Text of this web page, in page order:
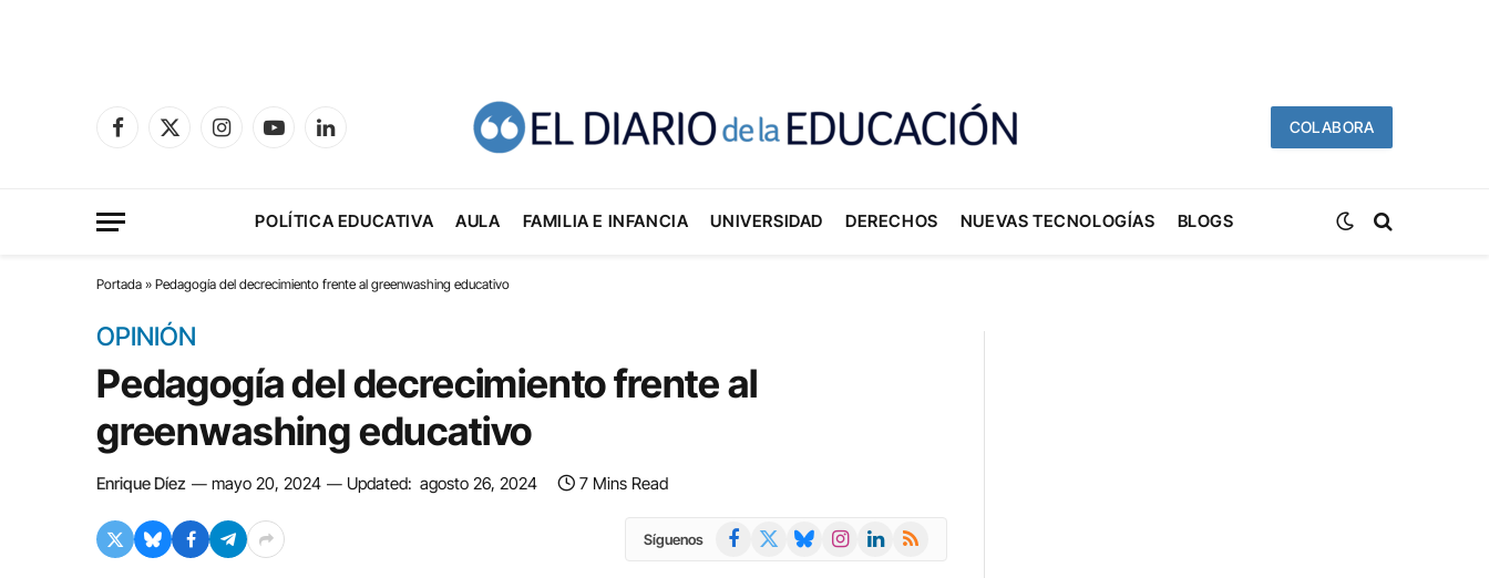
Facebook
X
InstagramYouTubeLinkedIn
COLABORA
POLÍTICA EDUCATIVA AULA FAMILIA E INFANCIA UNIVERSIDAD DERECHOS NUEVAS TECNOLOGÍAS BLOGS
Portada » Pedagogía del decrecimiento frente al greenwashing educativo
OPINIÓN
Pedagogía del decrecimiento frente al
greenwashing educativo
Enrique Díez mayo 20, 2024 Updated: agosto 26, 2024 7 Mins Read
Síguenos Facebook BlueskyInstagramLinkedIn
RSS